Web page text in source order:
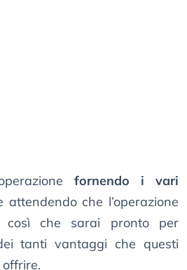
fornendo i vari
attendendo che l’operazione
così che sarai pronto per
tanti vantaggi che questi